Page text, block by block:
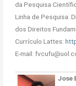
da Pesquisa
Linha de Pesquisa:
dos Direitos
Currículo Lattes:
E-mail:
Jose